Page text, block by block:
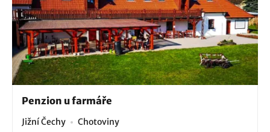
Penzion u farmáře
Jižní Čechy Chotoviny